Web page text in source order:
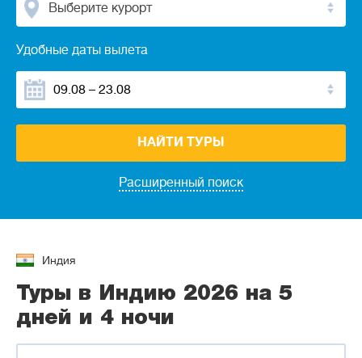
Выберите курорт
Удобные даты вылета
Расширенный поиск
НАЙТИ ТУРЫ
Индия
Туры в Индию 2026 на 5
дней и 4 ночи